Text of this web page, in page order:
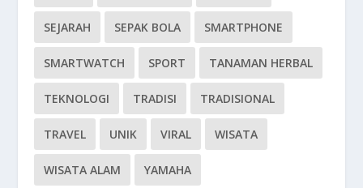
SEJARAH SEPAK BOLA SMARTPHONE
SMARTWATCH SPORT TANAMAN HERBAL
TEKNOLOGI TRADISI TRADISIONAL
TRAVEL UNIK VIRAL WISATA
WISATA ALAM YAMAHA